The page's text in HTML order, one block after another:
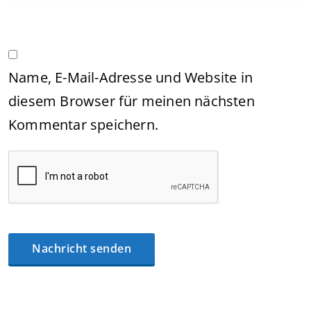
Name, E-Mail-Adresse und Website in
diesem Browser für meinen nächsten
Kommentar speichern.